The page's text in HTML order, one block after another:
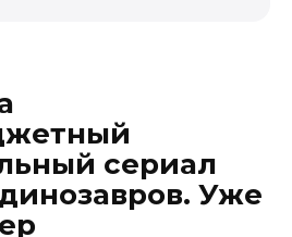
сериал
Уже